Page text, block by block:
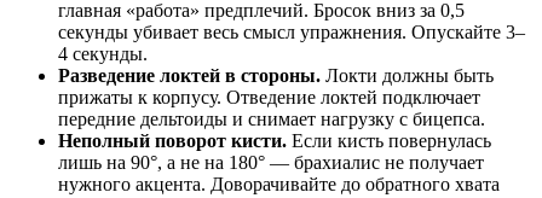
главная «работа» предплечий. Бросок вниз за 0,5
секунды убивает весь смысл упражнения. Опускайте 3–
4 секунды.
Разведение локтей в стороны. Локти должны быть
прижаты к корпусу. Отведение локтей подключает
передние дельтоиды и снимает нагрузку с бицепса.
Неполный поворот кисти. Если кисть повернулась
лишь на 90°, а не на 180° — брахиалис не получает
нужного акцента. Доворачивайте до обратного хвата